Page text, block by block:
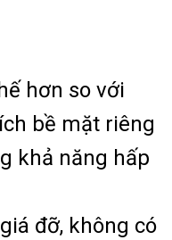
hơn so với
bề mặt riêng
khả năng hấp
đỡ, không có